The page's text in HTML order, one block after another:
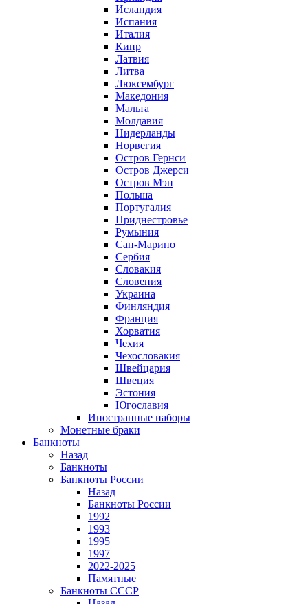
Исландия
Испания
Италия
Кипр
Латвия
Литва
Люксембург
Македония
Мальта
Молдавия
Нидерланды
Норвегия
Остров Гернси
Остров Джерси
Остров Мэн
Польша
Португалия
Приднестровье
Румыния
Сан-Марино
Сербия
Словакия
Словения
Украина
Финляндия
Франция
Хорватия
Чехия
Чехословакия
Швейцария
Швеция
Эстония
Югославия
Иностранные наборы
Монетные браки
Банкноты
Назад
Банкноты
Банкноты России
Назад
Банкноты России
1992
1993
1995
1997
2022-2025
Памятные
Банкноты СССР